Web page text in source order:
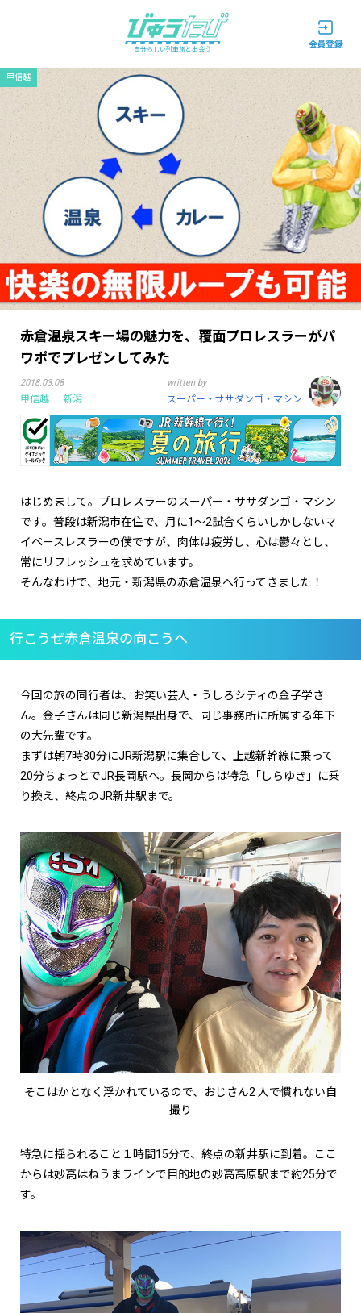
自分らしい列車旅と出会う
甲信越
赤倉温泉スキー場の魅力を、覆面プロレスラーがパ
ワポでプレゼンしてみた
2018.03.08
甲信越 新潟
written by
スーパー・ササダンゴ・マシン
はじめまして。プロレスラーのスーパー・ササダンゴ・マシン
です。普段は新潟市在住で、月に1～2試合くらいしかしないマ
イペースレスラーの僕ですが、肉体は疲労し、心は鬱々とし、
常にリフレッシュを求めています。
そんなわけで、地元・新潟県の赤倉温泉へ行ってきました！
行こうぜ赤倉温泉の向こうへ
今回の旅の同行者は、お笑い芸人・うしろシティの金子学さ
ん。金子さんは同じ新潟県出身で、同じ事務所に所属する年下
の大先輩です。
まずは朝7時30分にJR新潟駅に集合して、上越新幹線に乗って
20分ちょっとでJR長岡駅へ。長岡からは特急「しらゆき」に乗
り換え、終点のJR新井駅まで。
そこはかとなく浮かれているので、おじさん2 人で慣れない自
撮り
特急に揺られること１時間15分で、終点の新井駅に到着。ここ
からは妙高はねうまラインで目的地の妙高高原駅まで約25分で
す。